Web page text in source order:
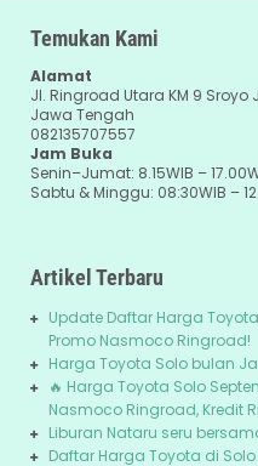
Temukan Kami
Alamat
Jl. Ringroad Utara KM 9
Jawa Tengah
082135707557
Jam Buka
Senin–Jumat: 8.15WIB –
Sabtu & Minggu: 08:30WIB –
Artikel Terbaru
Update Daftar Harga
Promo Nasmoco Ringroad!
Harga Toyota Solo bulan
🔥 Harga Toyota Solo
Nasmoco Ringroad, Kredit
Liburan Nataru seru
Daftar Harga Toyota di Solo